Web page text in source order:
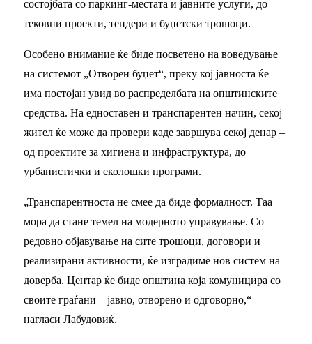
состојбата со паркинг-местата и јавните услуги, до
тековни проекти, тендери и буџетски трошоци.
Особено внимание ќе биде посветено на воведување
на системот „Отворен буџет“, преку кој јавноста ќе
има постојан увид во распределбата на општинските
средства. На едноставен и транспарентен начин, секој
жител ќе може да провери каде завршува секој денар –
од проектите за хигиена и инфраструктура, до
урбанистички и еколошки програми.
„Транспарентноста не смее да биде формалност. Таа
мора да стане темел на модерното управување. Со
редовно објавување на сите трошоци, договори и
реализирани активности, ќе изградиме нов систем на
доверба. Центар ќе биде општина која комуницира со
своите граѓани – јавно, отворено и одговорно,“
нагласи Лабудовиќ.